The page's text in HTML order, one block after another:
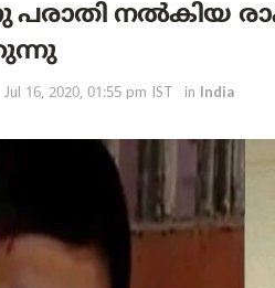
പരാതി നൽകിയ
Jul 16, 2020, 01:55 pm IST in India